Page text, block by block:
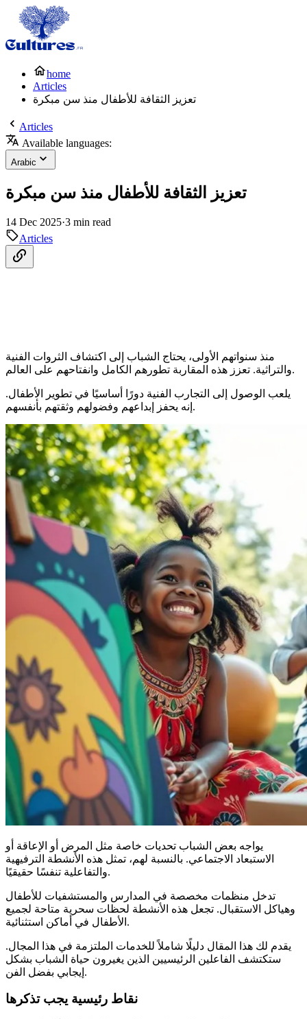
home
Articles
تعزيز الثقافة للأطفال منذ سن مبكرة
Articles
Available languages:
Arabic
تعزيز الثقافة للأطفال منذ سن مبكرة
14 Dec 2025·3 min read
Articles
منذ سنواتهم الأولى، يحتاج الشباب إلى اكتشاف الثروات الفنية
والتراثية. تعزز هذه المقاربة تطورهم الكامل وانفتاحهم على العالم.
يلعب الوصول إلى التجارب الفنية دورًا أساسيًا في تطوير الأطفال.
إنه يحفز إبداعهم وفضولهم وثقتهم بأنفسهم.
يواجه بعض الشباب تحديات خاصة مثل المرض أو الإعاقة أو
الاستبعاد الاجتماعي. بالنسبة لهم، تمثل هذه الأنشطة الترفيهية
والتفاعلية تنفسًا حقيقيًا.
تدخل منظمات مخصصة في المدارس والمستشفيات للأطفال
وهياكل الاستقبال. تجعل هذه الأنشطة لحظات سحرية متاحة لجميع
الأطفال في أماكن استثنائية.
يقدم لك هذا المقال دليلًا شاملاً للخدمات الملتزمة في هذا المجال.
ستكتشف الفاعلين الرئيسيين الذين يغيرون حياة الشباب بشكل
إيجابي بفضل الفن.
نقاط رئيسية يجب تذكرها